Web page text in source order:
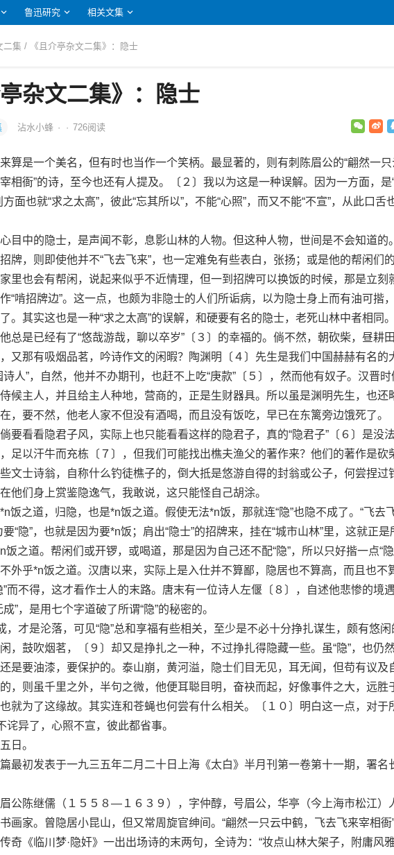
鲁迅研究 相关文集
二集 / 《且介亭杂文二集》：隐士
亭杂文二集》：隐士
沾水小蜂 · · 726阅读
是一个美名，但有时也当作一个笑柄。最显著的，则有刺陈眉公的“翩然一只
相衙”的诗，至今也还有人提及。〔２〕我以为这是一种误解。因为一方面，是
面也就“求之太高”，彼此“忘其所以”，不能“心照”，而又不能“不宣”，从此口舌
中的隐士，是声闻不彰，息影山林的人物。但这种人物，世间是不会知道的
牌，则即使他并不“飞去飞来”，也一定难免有些表白，张扬；或是他的帮闲们
里也会有帮闲，说起来似乎不近情理，但一到招牌可以换饭的时候，那是立刻
“啃招牌边”。这一点，也颇为非隐士的人们所诟病，以为隐士身上而有油可揩
。其实这也是一种“求之太高”的误解，和硬要有名的隐士，老死山林中者相同
总是已经有了“悠哉游哉，聊以卒岁”〔３〕的幸福的。倘不然，朝砍柴，昼耕
又那有吸烟品茗，吟诗作文的闲暇？陶渊明〔４〕先生是我们中国赫赫有名的
诗人”，自然，他并不办期刊，也赶不上吃“庚款”〔５〕，然而他有奴子。汉晋时
候主人，并且给主人种地，营商的，正是生财器具。所以虽是渊明先生，也还
，要不然，他老人家不但没有酒喝，而且没有饭吃，早已在东篱旁边饿死了。
看看隐君子风，实际上也只能看看这样的隐君子，真的“隐君子”〔６〕是没
足以汗牛而充栋〔７〕，但我们可能找出樵夫渔父的著作来？他们的著作是砍
文士诗翁，自称什么钓徒樵子的，倒大抵是悠游自得的封翁或公子，何尝捏过
他们身上赏鉴隐逸气，我敢说，这只能怪自己胡涂。
之道，归隐，也是*n饭之道。假使无法*n饭，那就连“隐”也隐不成了。“飞去
要“隐”，也就是因为要*n饭；肩出“隐士”的招牌来，挂在“城市山林”里，这就正是
饭之道。帮闲们或开锣，或喝道，那是因为自己还不配“隐”，所以只好揩一点“隐
外乎*n饭之道。汉唐以来，实际上是入仕并不算鄙，隐居也不算高，而且也不
”而不得，这才看作士人的末路。唐末有一位诗人左偃〔８〕，自述他悲惨的境遇
”，是用七个字道破了所谓“隐”的秘密的。
才是沦落，可见“隐”总和享福有些相关，至少是不必十分挣扎谋生，颇有悠闲
，鼓吹烟茗，〔９〕却又是挣扎之一种，不过挣扎得隐藏一些。虽“隐”，也仍
是要油漆，要保护的。泰山崩，黄河溢，隐士们目无见，耳无闻，但苟有议及
，则虽千里之外，半句之微，他便耳聪目明，奋袂而起，好像事件之大，远胜
就为了这缘故。其实连和苍蝇也何尝有什么相关。〔１０〕明白这一点，对于
诧异了，心照不宣，彼此都省事。
。
初发表于一九三五年二月二十日上海《太白》半月刊第一卷第十一期，署名
陈继儒（１５５８—１６３９），字仲醇，号眉公，华亭（今上海市松江）
画家。曾隐居小昆山，但又常周旋官绅间。“翩然一只云中鹤，飞去飞来宰相衙
奇《临川梦·隐奸》一出出场诗的末两句，全诗为：“妆点山林大架子，附庸风